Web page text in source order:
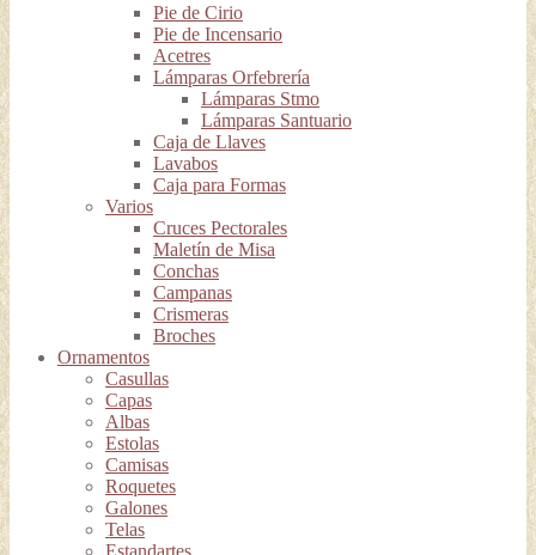
Pie de Cirio
Pie de Incensario
Acetres
Lámparas Orfebrería
Lámparas Stmo
Lámparas Santuario
Caja de Llaves
Lavabos
Caja para Formas
Varios
Cruces Pectorales
Maletín de Misa
Conchas
Campanas
Crismeras
Broches
Ornamentos
Casullas
Capas
Albas
Estolas
Camisas
Roquetes
Galones
Telas
Estandartes